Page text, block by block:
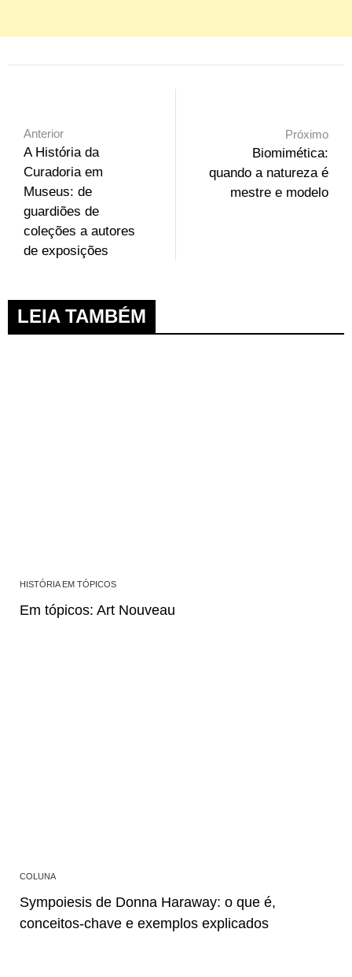
Anterior
A História da
Curadoria em
Museus: de
guardiões de
coleções a autores
de exposições
Próximo
Biomimética:
quando a natureza é
mestre e modelo
LEIA TAMBÉM
HISTÓRIA EM TÓPICOS
Em tópicos: Art Nouveau
COLUNA
Sympoiesis de Donna Haraway: o que é,
conceitos-chave e exemplos explicados